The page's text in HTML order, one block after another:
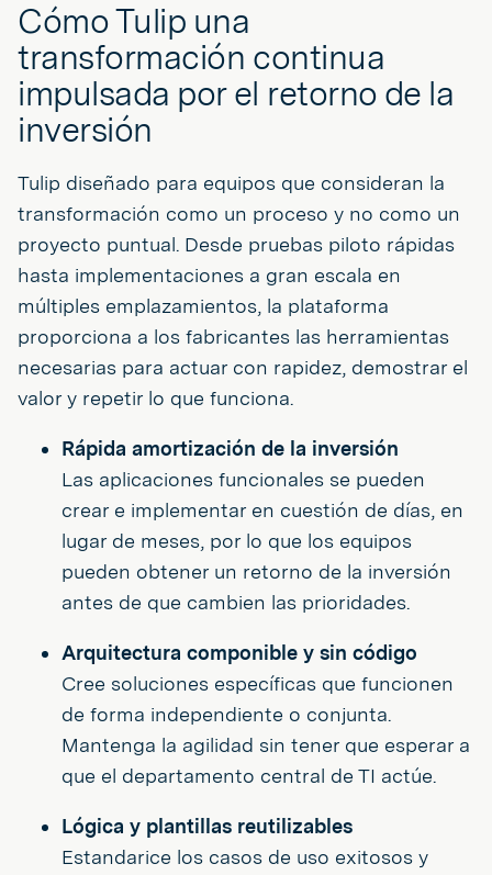
Cómo Tulip una
transformación continua
impulsada por el retorno de la
inversión
Tulip diseñado para equipos que consideran la
transformación como un proceso y no como un
proyecto puntual. Desde pruebas piloto rápidas
hasta implementaciones a gran escala en
múltiples emplazamientos, la plataforma
proporciona a los fabricantes las herramientas
necesarias para actuar con rapidez, demostrar el
valor y repetir lo que funciona.
Rápida amortización de la inversión
Las aplicaciones funcionales se pueden
crear e implementar en cuestión de días, en
lugar de meses, por lo que los equipos
pueden obtener un retorno de la inversión
antes de que cambien las prioridades.
Arquitectura componible y sin código
Cree soluciones específicas que funcionen
de forma independiente o conjunta.
Mantenga la agilidad sin tener que esperar a
que el departamento central de TI actúe.
Lógica y plantillas reutilizables
Estandarice los casos de uso exitosos y